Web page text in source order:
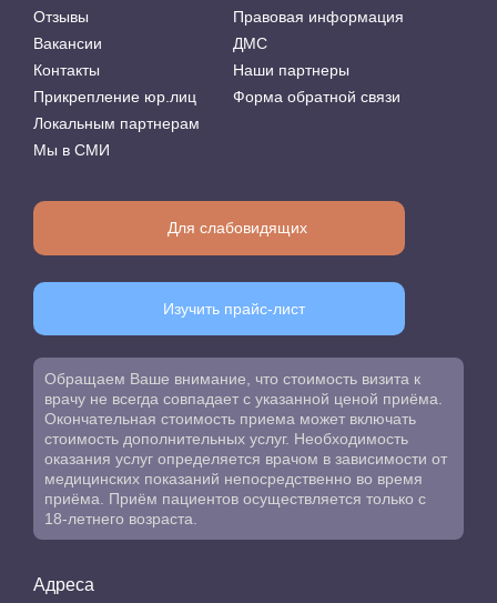
Отзывы
Вакансии
Контакты
Прикрепление юр.лиц
Локальным партнерам
Мы в СМИ
Правовая информация
ДМС
Наши партнеры
Форма обратной связи
Для слабовидящих
Изучить прайс-лист
Обращаем Ваше внимание, что стоимость визита к
врачу не всегда совпадает с указанной ценой приёма.
Окончательная стоимость приема может включать
стоимость дополнительных услуг. Необходимость
оказания услуг определяется врачом в зависимости от
медицинских показаний непосредственно во время
приёма. Приём пациентов осуществляется только с
18-летнего возраста.
Адреса